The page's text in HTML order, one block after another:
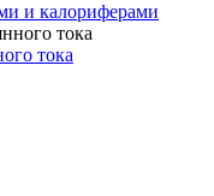
и калориферами
тока